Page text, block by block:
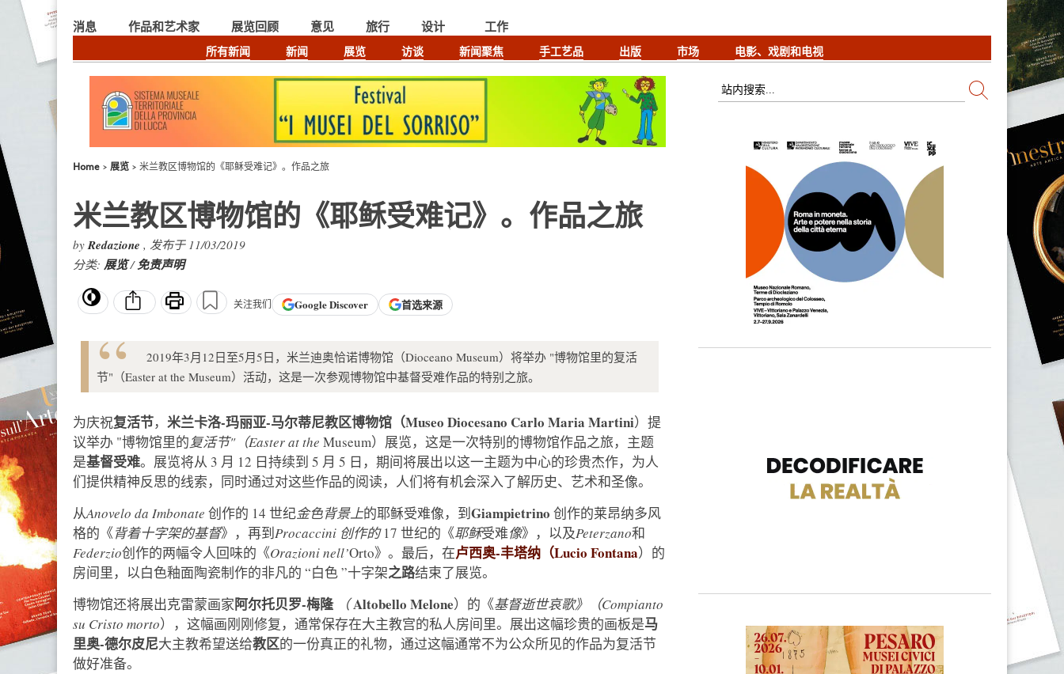
消息
所有新闻 新闻 展览 访谈 新闻聚焦 手工艺品 出版 市场 电影、戏剧和电视
作品和艺术家 展览回顾 意见 旅行 设计 工作
Home 展览 米兰教区博物馆的《耶稣受难记》。作品之旅
米兰教区博物馆的《耶稣受难记》。作品之旅
byRedazione , 发布于 11/03/2019
分类: 展览/免责声明
关注我们 GoogleDiscover 首选来源
2019年3月12日至5月5日，米兰迪奥恰诺博物馆（Dioceano Museum）将举办 "博物馆里的复活
节"（Easter at the Museum）活动，这是一次参观博物馆中基督受难作品的特别之旅。
为庆祝复活节， 米兰卡洛-玛丽亚-马尔蒂尼教区博物馆（Museo Diocesano Carlo Maria Martini）提
议举办 "博物馆里的复活节"（Easter at the Museum）展览，这是一次特别的博物馆作品之旅，主题
是基督受难。展览将从 3 月 12 日持续到 5 月 5 日，期间将展出以这一主题为中心的珍贵杰作，为人
们提供精神反思的线索，同时通过对这些作品的阅读，人们将有机会深入了解历史、艺术和圣像。
从Anovelo da Imbonate 创作的 14 世纪金色背景上的耶稣受难像，到Giampietrino 创作的莱昂纳多风
格的《背着十字架的基督》，再到Procaccini 创作的17 世纪的《耶稣受难像》，以及Peterzano和
Federzio创作的两幅令人回味的《Orazioni nell’Orto》。最后，在卢西奥-丰塔纳（Lucio Fontana）的
房间里，以白色釉面陶瓷制作的非凡的 “白色 ”十字架之路结束了展览。
博物馆还将展出克雷蒙画家阿尔托贝罗-梅隆 （Altobello Melone）的《基督逝世哀歌》（Compianto
su Cristo morto），这幅画刚刚修复，通常保存在大主教宫的私人房间里。展出这幅珍贵的画板是马
里奥-德尔皮尼大主教希望送给教区的一份真正的礼物，通过这幅通常不为公众所见的作品为复活节
做好准备。